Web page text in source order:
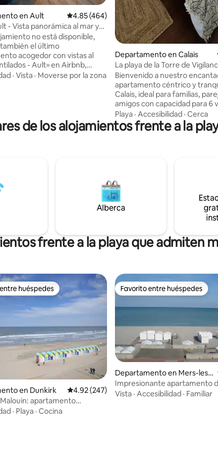
en Ault Calificación promedio: 4.85 de 5; 464
4.85 (464)
- Vista panorámica al mar y
no está disponible,
el último
acogedor con vistas al
- Ault» en Airbnb,
baja. Ubicado en los
ideal
comodidad y vistas al
· Vista · Moverse por la zona
Departamento en Calais
La playa de la Torre de
ferry à proximité
Bienvenido a nuestro
apartamento céntrico y
Calais, ideal para familias, parejas o
amigos con capacidad para 6
Playa y el famoso «Dragón de
minutos a pie -Comercios,
panadería y restaurantes en
cerca del faro -Aparcamiento
fácil alrededor del edificio -
público en la planta baja del
(autobús) -Conexión de fibra
equipada
Playa · Accesibilidad · Cerca
de los alojamientos frente a la
Alberca
frente a la playa que admiten
huéspedes
huéspedes
en Dunkirk Calificación promedio: 4.92 de 5; 247
4.92 (247)
apartamento
con vistas al mar
· Playa · Cocina
Favorito entre huéspedes
Favorito entre huéspedes
Departamento en Mers-les-
Bains
Impresionante apartamento
primera línea de playa
Vista · Accesibilidad · Familiar